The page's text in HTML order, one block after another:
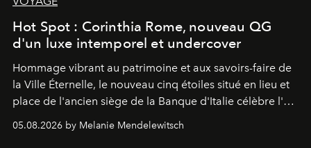
Hot Spot : Corinthia Rome, nouveau QG
d'un luxe intemporel et undercover
Hommage vibrant au patrimoine et aux savoirs-faire de
la Ville Éternelle, le nouveau cinq étoiles situé en lieu et
place de l'ancien siège de la Banque d'Italie célèbre l'art
05.08.2026 by Melanie Mendelewitsch